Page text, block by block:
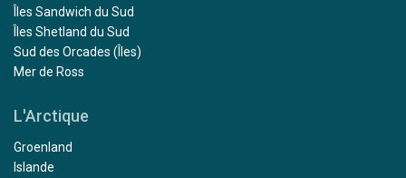
Îles Sandwich du Sud
Îles Shetland du Sud
Sud des Orcades (Îles)
Mer de Ross
L'Arctique
Groenland
Islande